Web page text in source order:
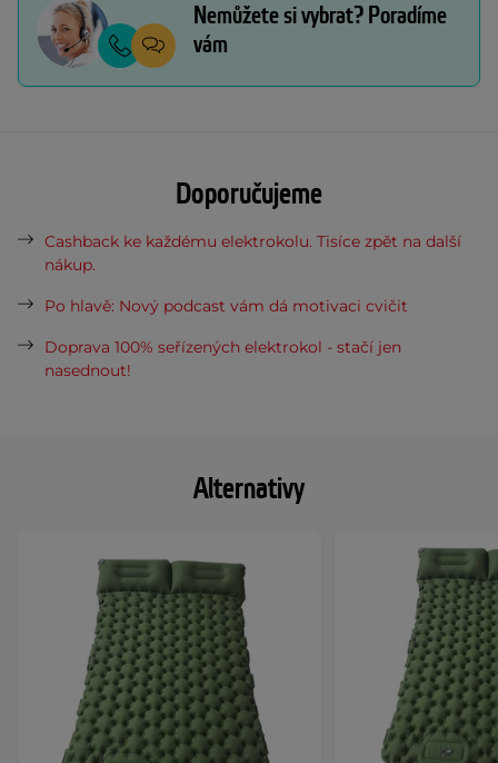
Alternativy
Nemůžete si vybrat? Poradíme
vám
Doporučujeme
Cashback ke každému elektrokolu. Tisíce zpět na další
nákup.
Po hlavě: Nový podcast vám dá motivaci cvičit
Doprava 100% seřízených elektrokol - stačí jen
nasednout!